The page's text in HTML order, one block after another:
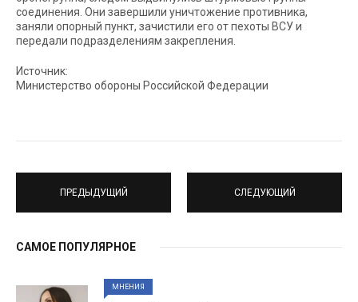
соединения. Они завершили уничтожение противника,
заняли опорный пункт, зачистили его от пехоты ВСУ и
передали подразделениям закрепления.
Источник:
Министерство обороны Российской Федерации
ПРЕДЫДУЩИЙ СЛЕДУЮЩИЙ
САМОЕ ПОПУЛЯРНОЕ
МНЕНИЯ